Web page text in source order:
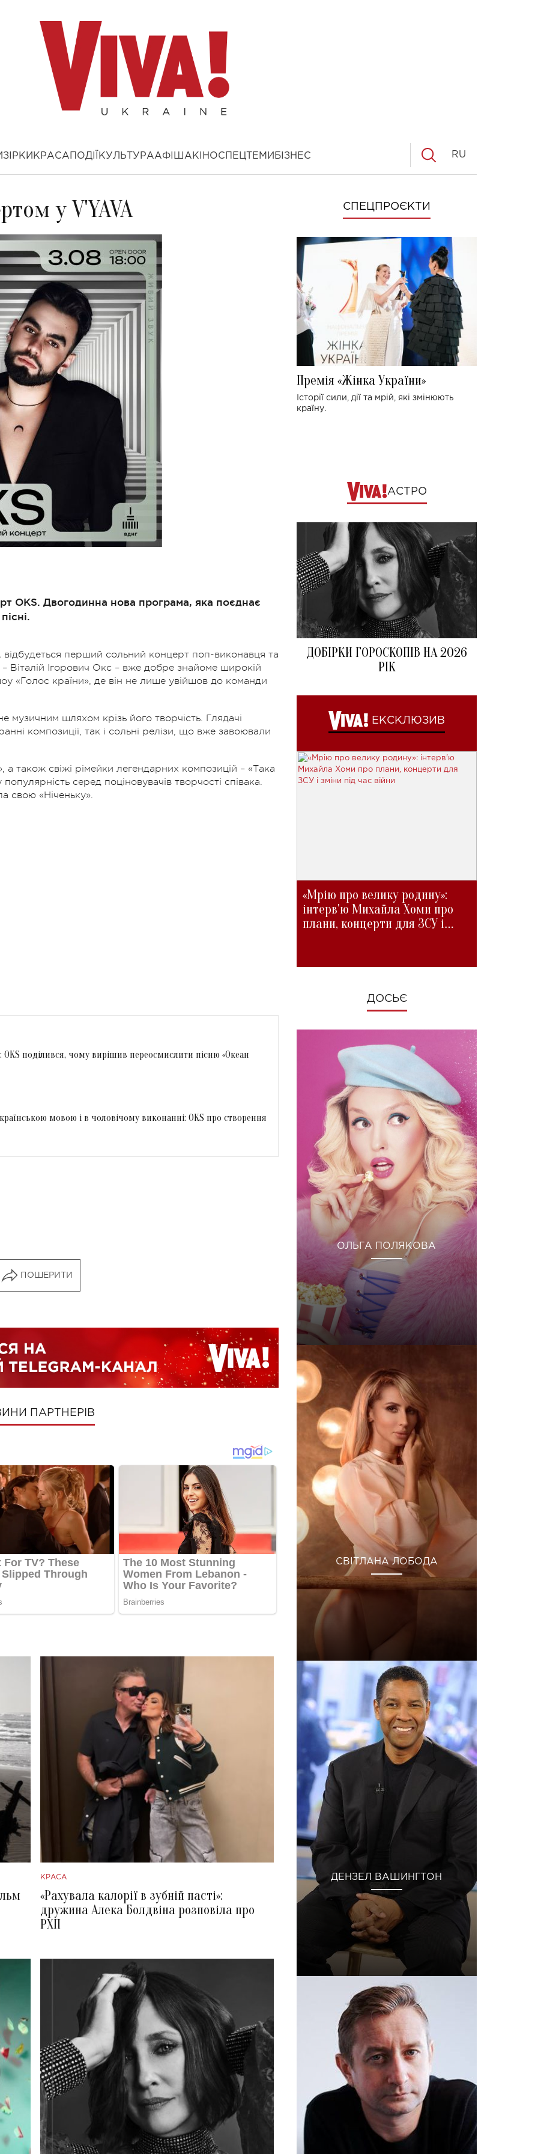
ЗІРКИ КРАСА ПОДІЇ КУЛЬТУРААФІША КІНОСПЕЦТЕМИ БІЗНЕС RU
у V'YAVA
OKS. Двогодинна нова програма, яка поєднає
перший сольний концерт поп-виконавця та
Віталій Ігорович Окс – вже добре знайоме широкій
«Голос країни», де він не лише увійшов до команди
шляхом крізь його творчість. Глядачі
композиції, так і сольні релізи, що вже завоювали
а також свіжі рімейки легендарних композицій – «Така
серед поціновувачів творчості співака.
свою «Ніченьку».
OKS поділився, чому вирішив переосмислити пісню «Океан
мовою і в чоловічому виконанні: OKS про створення
ПОШЕРИТИ
ПАРТНЕРІВ
КРАСА
«Рахувала калорії в зубній пасті»:
дружина Алека Болдвіна розповіла про
РХП
СПЕЦПРОЄКТИ
Премія «Жінка України»
Історії сили, дії та мрій, які змінюють
країну.
АСТРО
ДОБІРКИ ГОРОСКОПІВ НА 2026
РІК
ЕКСКЛЮЗИВ
«Мрію про велику родину»:
інтерв'ю Михайла Хоми про
плани, концерти для ЗСУ і
ДОСЬЄ
ОЛЬГА ПОЛЯКОВА
СВІТЛАНА ЛОБОДА
ДЕНЗЕЛ ВАШИНГТОН